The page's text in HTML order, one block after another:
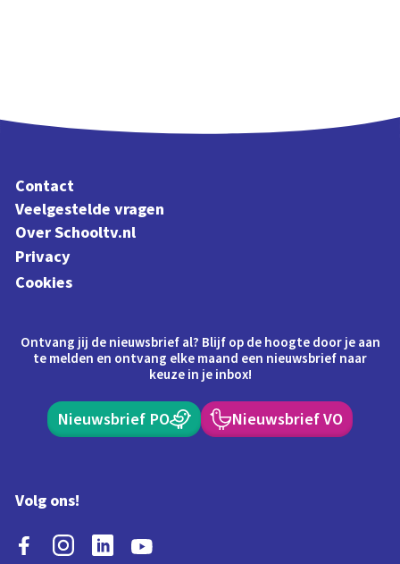
Contact
Veelgestelde vragen
Over Schooltv.nl
Privacy
Cookies
Ontvang jij de nieuwsbrief al? Blijf op de hoogte door je aan
te melden en ontvang elke maand een nieuwsbrief naar
keuze in je inbox!
Nieuwsbrief PO Nieuwsbrief VO
Volg ons!